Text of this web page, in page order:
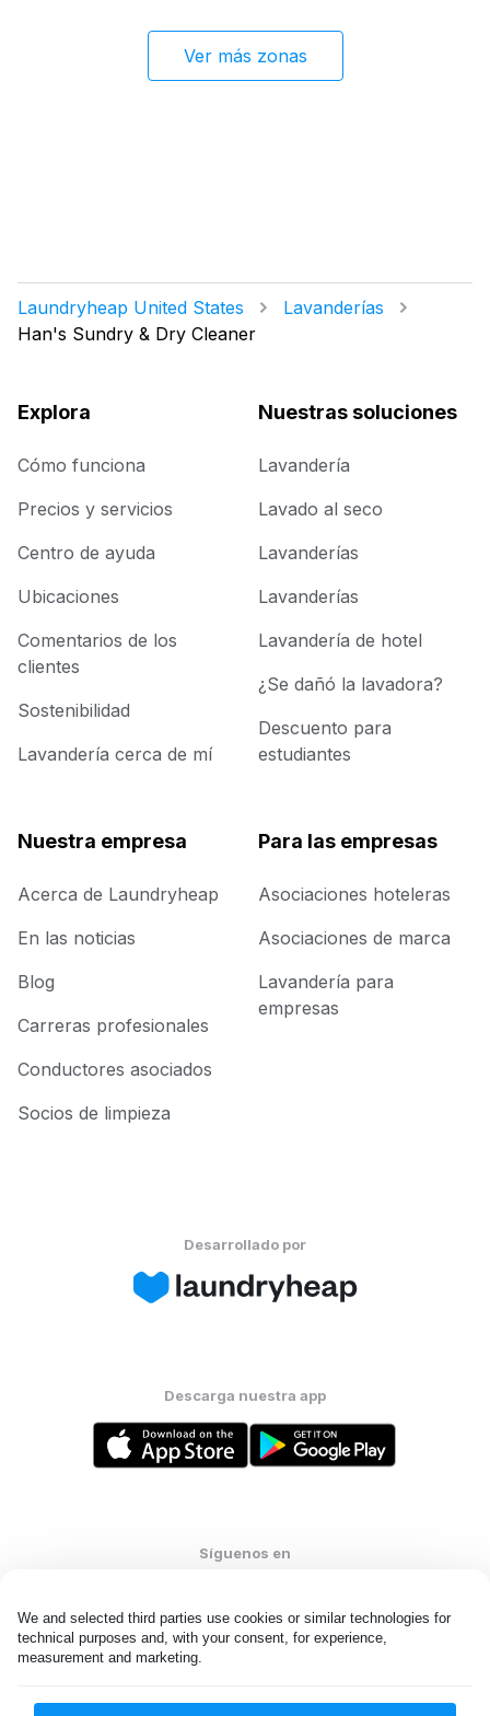
We and selected third parties use cookies or similar technologies for
technical purposes and, with your consent, for experience,
measurement and marketing.
Ver más zonas
Laundryheap United States
Lavanderías
Han's Sundry & Dry Cleaner
Explora
Cómo funciona
Precios y servicios
Centro de ayuda
Ubicaciones
Comentarios de los
clientes
Sostenibilidad
Lavandería cerca de mí
Nuestras soluciones
Lavandería
Lavado al seco
Lavanderías
Lavanderías
Lavandería de hotel
¿Se dañó la lavadora?
Descuento para
estudiantes
Nuestra empresa
Acerca de Laundryheap
En las noticias
Blog
Carreras profesionales
Conductores asociados
Socios de limpieza
Para las empresas
Asociaciones hoteleras
Asociaciones de marca
Lavandería para
empresas
Desarrollado por
Descarga nuestra app
Síguenos en